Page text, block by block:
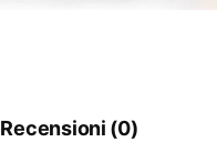
Recensioni (0)